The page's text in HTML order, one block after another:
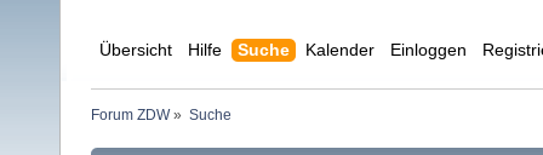
Übersicht Hilfe Suche Kalender Einloggen
Forum ZDW» Suche